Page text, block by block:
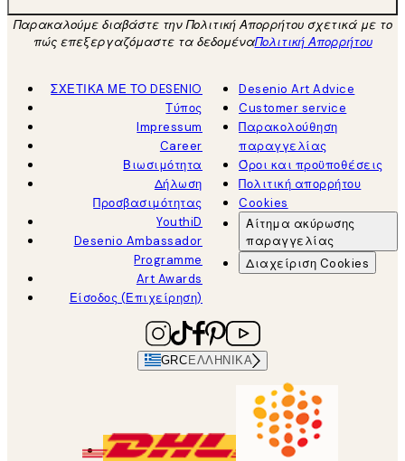
Παρακαλούμε διαβάστε την Πολιτική Απορρήτου σχετικά με το
πώς επεξεργαζόμαστε τα δεδομέναΠολιτική Απορρήτου
ΣΧΕΤΙΚΑ ΜΕ ΤΟ DESENIO
Τύπος
Impressum
Career
Βιωσιμότητα
Δήλωση
Προσβασιμότητας
YouthiD
Desenio Ambassador
Programme
Art Awards
Είσοδος (Επιχείρηση)
Desenio Art Advice
Customer service
Παρακολούθηση
παραγγελίας
Όροι και προϋποθέσεις
Πολιτική απορρήτου
Cookies
Αίτημα ακύρωσης
παραγγελίας
Διαχείριση Cookies
GRC ΕΛΛΗΝΙΚΆ